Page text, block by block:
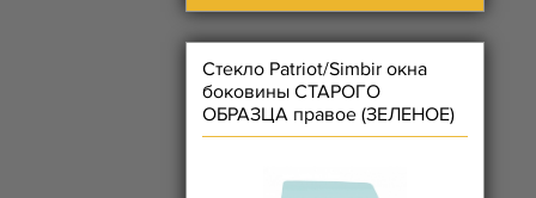
Стекло Patriot/Simbir окна
боковины СТАРОГО
ОБРАЗЦА правое (ЗЕЛЕНОЕ)